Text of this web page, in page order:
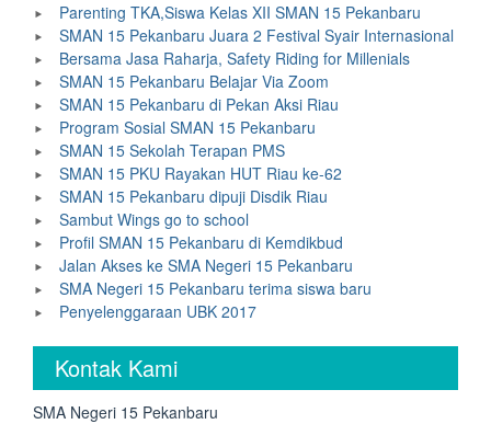
Parenting TKA,Siswa Kelas XII SMAN 15 Pekanbaru
SMAN 15 Pekanbaru Juara 2 Festival Syair Internasional
Bersama Jasa Raharja, Safety Riding for Millenials
SMAN 15 Pekanbaru Belajar Via Zoom
SMAN 15 Pekanbaru di Pekan Aksi Riau
Program Sosial SMAN 15 Pekanbaru
SMAN 15 Sekolah Terapan PMS
SMAN 15 PKU Rayakan HUT Riau ke-62
SMAN 15 Pekanbaru dipuji Disdik Riau
Sambut Wings go to school
Profil SMAN 15 Pekanbaru di Kemdikbud
Jalan Akses ke SMA Negeri 15 Pekanbaru
SMA Negeri 15 Pekanbaru terima siswa baru
Penyelenggaraan UBK 2017
Kontak Kami
SMA Negeri 15 Pekanbaru